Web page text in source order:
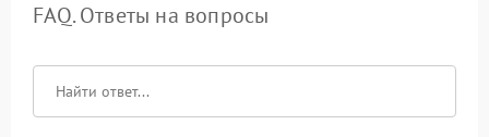
FAQ. Ответы на вопросы